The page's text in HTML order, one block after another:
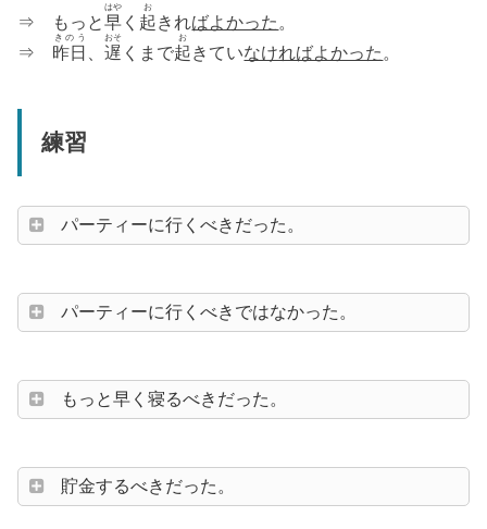
⇒ もっと早
はや
く 起
お
きればよかった 。
⇒ 昨日
きのう
、遅
おそ
くまで起
お
きていなければよかった 。
練習
パーティーに行くべきだった。
パーティーに行くべきではなかった。
もっと早く寝るべきだった。
貯金するべきだった。